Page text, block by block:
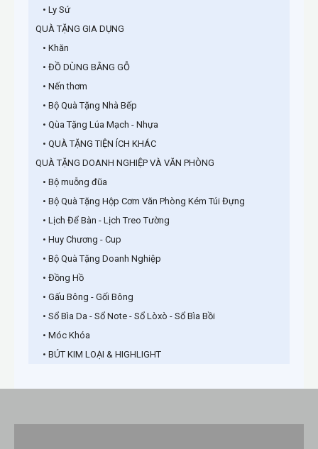
• Ly Sứ
QUÀ TẶNG GIA DỤNG
• Khăn
• ĐỒ DÙNG BẰNG GỖ
• Nến thơm
• Bộ Quà Tặng Nhà Bếp
• Qùa Tặng Lúa Mạch - Nhựa
• QUÀ TẶNG TIỆN ÍCH KHÁC
QUÀ TẶNG DOANH NGHIỆP VÀ VĂN PHÒNG
• Bộ muỗng đũa
• Bộ Quà Tặng Hộp Cơm Văn Phòng Kém Túi Đựng
• Lịch Để Bàn - Lịch Treo Tường
• Huy Chương - Cup
• Bộ Quà Tặng Doanh Nghiệp
• Đồng Hồ
• Gấu Bông - Gối Bông
• Sổ Bìa Da - Sổ Note - Sổ Lòxò - Sổ Bìa Bồi
• Móc Khóa
• BÚT KIM LOẠI & HIGHLIGHT